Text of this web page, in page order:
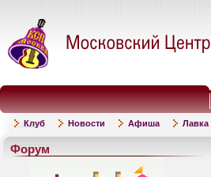
Клуб Новости Афиша Лавка
Форум